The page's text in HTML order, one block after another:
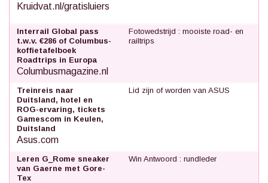
Kruidvat.nl/gratisluiers
Interrail Global pass
t.w.v. €286 of Columbus-
koffietafelboek
Roadtrips in Europa
Columbusmagazine.nl
Fotowedstrijd : mooiste road- en
railtrips
Treinreis naar
Duitsland, hotel en
ROG-ervaring, tickets
Gamescom in Keulen,
Duitsland
Asus.com
Lid zijn of worden van ASUS
Leren G_Rome sneaker
van Gaerne met Gore-
Tex
Win Antwoord : rundleder